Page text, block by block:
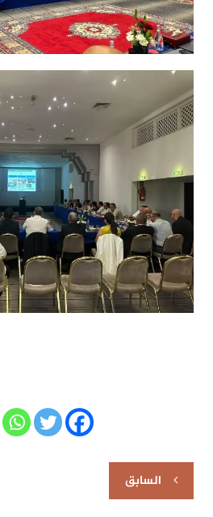
تصفّح
المقالات
السابق